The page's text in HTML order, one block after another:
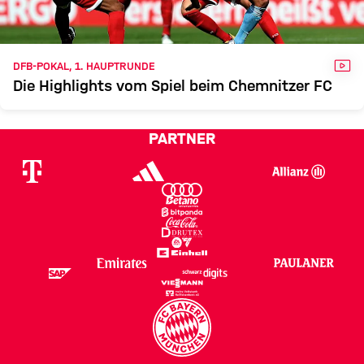
DFB-POKAL, 1. HAUPTRUNDE
Die Highlights vom Spiel beim Chemnitzer FC
PARTNER